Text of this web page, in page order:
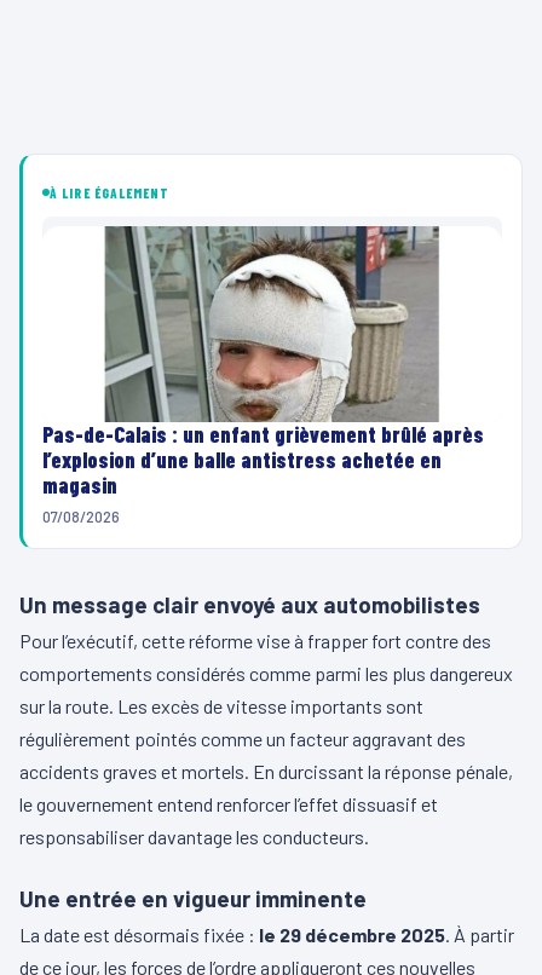
À LIRE ÉGALEMENT
Pas-de-Calais : un enfant grièvement brûlé après
l’explosion d’une balle antistress achetée en
magasin
07/08/2026
Un message clair envoyé aux automobilistes
Pour l’exécutif, cette réforme vise à frapper fort contre des
comportements considérés comme parmi les plus dangereux
sur la route. Les excès de vitesse importants sont
régulièrement pointés comme un facteur aggravant des
accidents graves et mortels. En durcissant la réponse pénale,
le gouvernement entend renforcer l’effet dissuasif et
responsabiliser davantage les conducteurs.
Une entrée en vigueur imminente
La date est désormais fixée : le 29 décembre 2025. À partir
de ce jour, les forces de l’ordre appliqueront ces nouvelles